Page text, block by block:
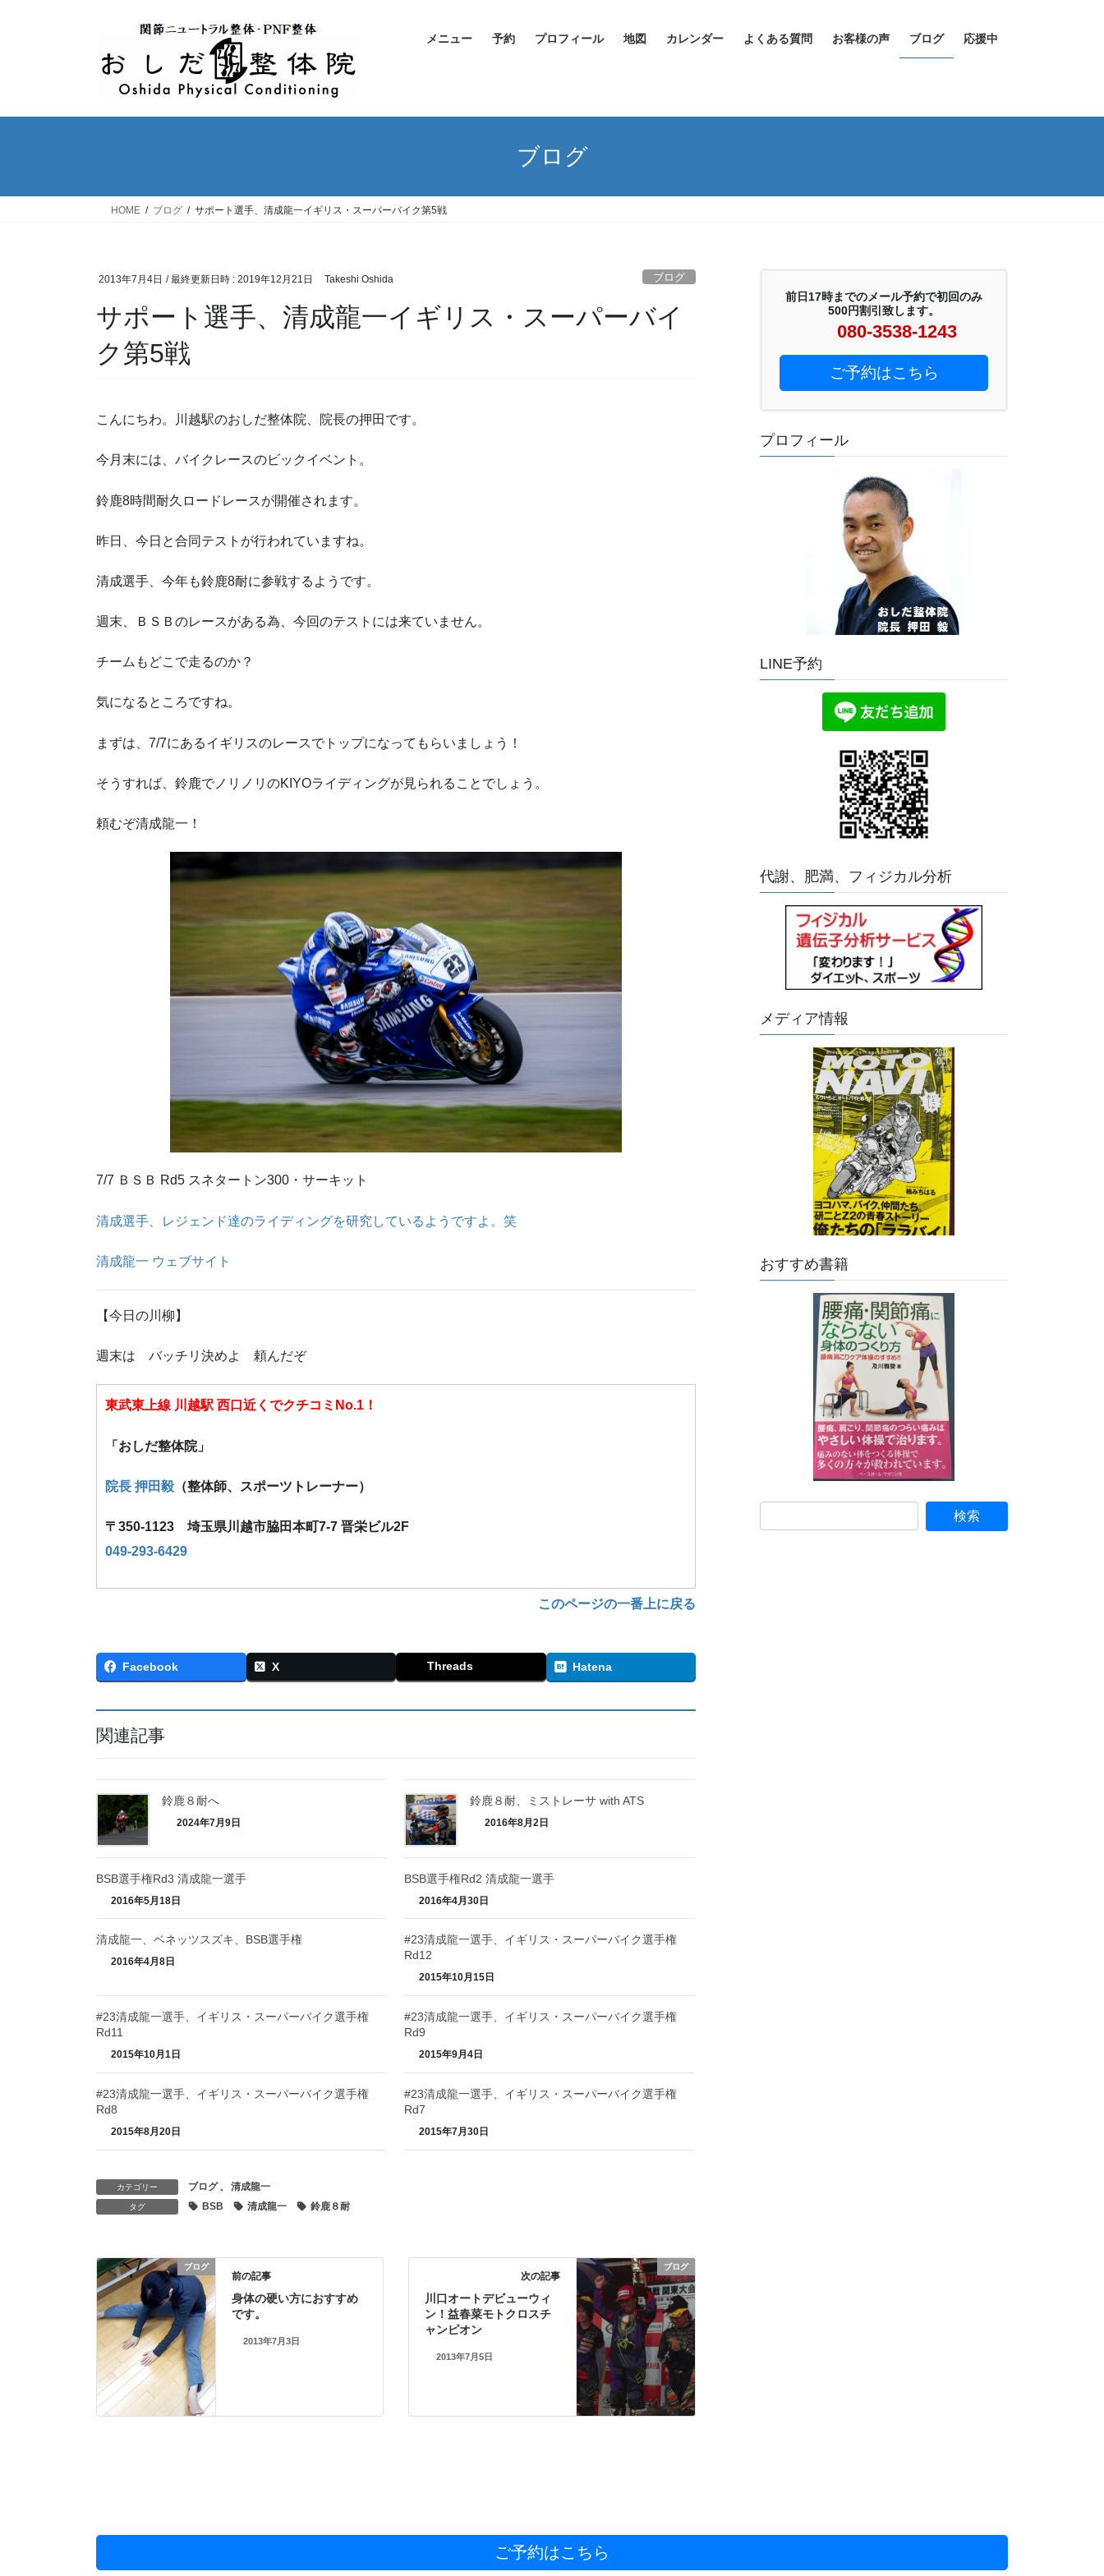
メニュー 予約 プロフィール 地図 カレンダー よくある質問 お客様の声 ブログ 応援中
ブログ
HOME ブログ サポート選手、清成龍一イギリス・スーパーバイク第5戦
2013年7月4日 / 最終更新日時 : 2019年12月21日 Takeshi Oshida ブログ
サポート選手、清成龍一イギリス・スーパーバイ
ク第5戦
こんにちわ。川越駅のおしだ整体院、院長の押田です。
今月末には、バイクレースのビックイベント。
鈴鹿8時間耐久ロードレースが開催されます。
昨日、今日と合同テストが行われていますね。
清成選手、今年も鈴鹿8耐に参戦するようです。
週末、ＢＳＢのレースがある為、今回のテストには来ていません。
チームもどこで走るのか？
気になるところですね。
まずは、7/7にあるイギリスのレースでトップになってもらいましょう！
そうすれば、鈴鹿でノリノリのKIYOライディングが見られることでしょう。
頼むぞ清成龍一！
7/7 ＢＳＢ Rd5 スネタートン300・サーキット
清成選手、レジェンド達のライディングを研究しているようですよ。笑
清成龍一 ウェブサイト
【今日の川柳】
週末は バッチリ決めよ 頼んだぞ
東武東上線 川越駅 西口近くでクチコミNo.1！
「おしだ整体院」
院長 押田毅 （整体師、スポーツトレーナー）
〒350-1123 埼玉県川越市脇田本町7-7 晋栄ビル2F
049-293-6429
このページの一番上に戻る
Facebook X Threads Hatena
関連記事
鈴鹿８耐へ
2024年7月9日
鈴鹿８耐、ミストレーサ with ATS
2016年8月2日
BSB選手権Rd3 清成龍一選手
2016年5月18日
BSB選手権Rd2 清成龍一選手
2016年4月30日
清成龍一、ベネッツスズキ、BSB選手権
2016年4月8日
#23清成龍一選手、イギリス・スーパーバイク選手権
Rd12
2015年10月15日
#23清成龍一選手、イギリス・スーパーバイク選手権
Rd11
2015年10月1日
#23清成龍一選手、イギリス・スーパーバイク選手権
Rd9
2015年9月4日
#23清成龍一選手、イギリス・スーパーバイク選手権
Rd8
2015年8月20日
#23清成龍一選手、イギリス・スーパーバイク選手権
Rd7
2015年7月30日
カテゴリー ブログ 、 清成龍一
タグ BSB 清成龍一 鈴鹿８耐
ブログ
前の記事
身体の硬い方におすすめ
です。
2013年7月3日
ブログ
次の記事
川口オートデビューウィ
ン！益春菜モトクロスチ
ャンピオン
2013年7月5日
前日17時までのメール予約で初回のみ
500円割引致します。
080-3538-1243
ご予約はこちら
プロフィール
LINE予約
代謝、肥満、フィジカル分析
メディア情報
おすすめ書籍
ご予約はこちら